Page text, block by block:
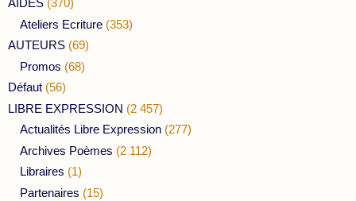
AIDES (370)
Ateliers Ecriture (353)
AUTEURS (69)
Promos (68)
Défaut (56)
LIBRE EXPRESSION (2 457)
Actualités Libre Expression (277)
Archives Poèmes (2 112)
Libraires (1)
Partenaires (15)